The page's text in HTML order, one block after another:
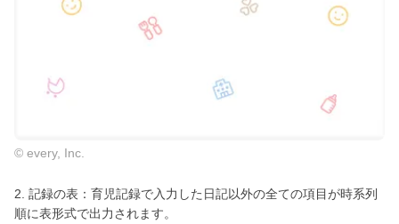
© every, Inc.
2. 記録の表：育児記録で入力した日記以外の全ての項目が時系列
順に表形式で出力されます。